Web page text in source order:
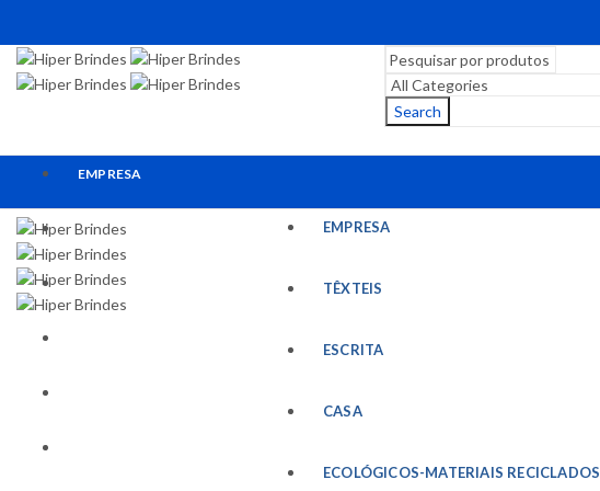
Search
EMPRESA
TÊXTEIS
ESCRITA
EMPRESA
TÊXTEIS
ESCRITA
CASA
ECOLÓGICOS-MATERIAIS RECICLADOS